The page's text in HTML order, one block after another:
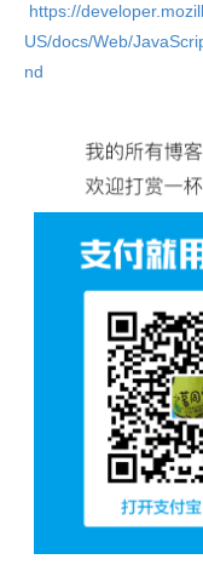
https://
US/docs/Web/
nd